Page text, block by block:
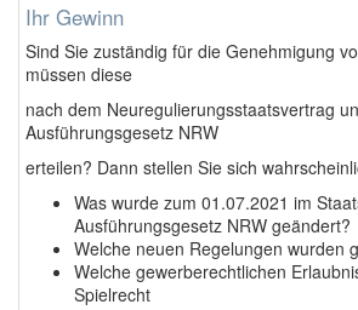
Ihr Gewinn
Sind Sie zuständig für die Genehmigung
müssen diese
nach dem Neuregulierungsstaatsvertrag
Ausführungsgesetz NRW
erteilen? Dann stellen Sie sich
Was wurde zum 01.07.2021 im
Ausführungsgesetz NRW geändert?
Welche neuen Regelungen wurden
Welche gewerberechtlichen
Spielrecht